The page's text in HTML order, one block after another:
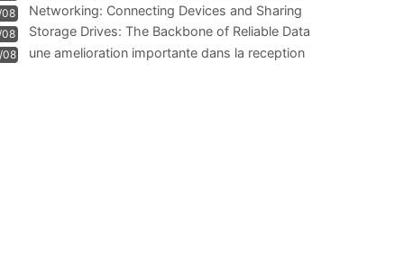
Networking: Connecting Devices and Sharing
Information
Storage Drives: The Backbone of Reliable Data
Management
une amelioration importante dans la reception